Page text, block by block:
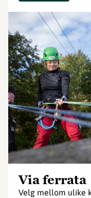
Via ferrata
Velg mellom ulike